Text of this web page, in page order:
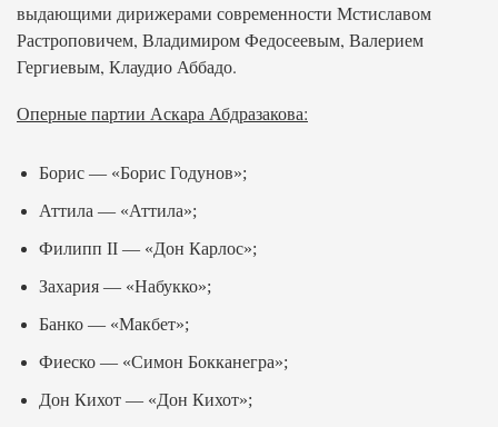
выдающими дирижерами современности Мстиславом
Растроповичем, Владимиром Федосеевым, Валерием
Гергиевым, Клаудио Аббадо.
Оперные партии Аскара Абдразакова:
Борис — «Борис Годунов»;
Аттила — «Аттила»;
Филипп II — «Дон Карлос»;
Захария — «Набукко»;
Банко — «Макбет»;
Фиеско — «Симон Бокканегра»;
Дон Кихот — «Дон Кихот»;